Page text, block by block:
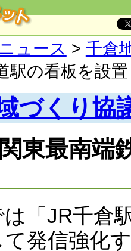
ニュース > 千倉
駅の看板を設
づくり協
東最南端
「JR千倉
発信強化